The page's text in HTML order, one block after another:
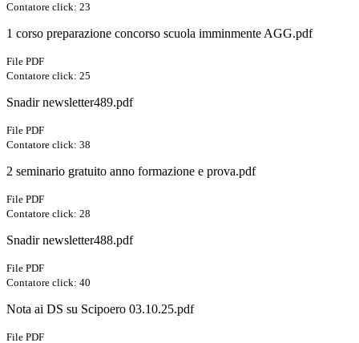
Contatore click: 23
1 corso preparazione concorso scuola imminmente AGG.pdf
File PDF
Contatore click: 25
Snadir newsletter489.pdf
File PDF
Contatore click: 38
2 seminario gratuito anno formazione e prova.pdf
File PDF
Contatore click: 28
Snadir newsletter488.pdf
File PDF
Contatore click: 40
Nota ai DS su Scipoero 03.10.25.pdf
File PDF